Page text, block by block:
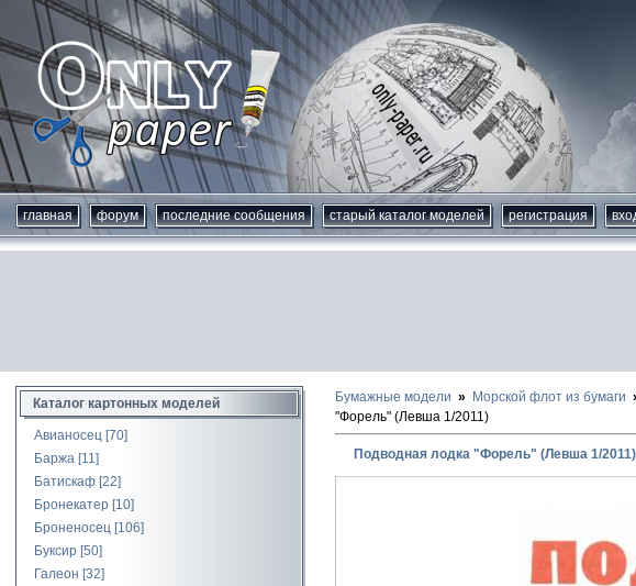
главная форум последние сообщения старый каталог моделей регистрация
Каталог картонных моделей
Авианосец [70]
Баржа [11]
Батискаф [22]
Бронекатер [10]
Броненосец [106]
Буксир [50]
Галеон [32]
Бумажные модели Морской флот из бумаги
"Форель" (Левша 1/2011)
Подводная лодка "Форель" (Левша 1/2011)